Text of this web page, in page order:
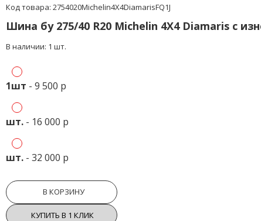
Код товара: 2754020Michelin4X4DiamarisFQ1J
Шина бу 275/40 R20 Michelin 4X4 Diamaris с
В наличии: 1 шт.
1шт - 9 500 р
шт. - 16 000 р
шт. - 32 000 р
В КОРЗИНУ
КУПИТЬ В 1 КЛИК